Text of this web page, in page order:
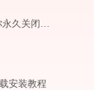
安装教程